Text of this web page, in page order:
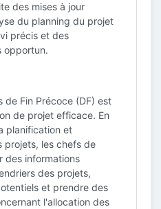
des mises à jour
du planning du projet
précis et des
opportun.
de Fin Précoce (DF) est
de projet efficace. En
planification et
projets, les chefs de
des informations
des projets,
et prendre des
l'allocation des